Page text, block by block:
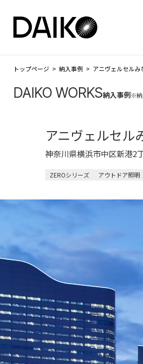
トップページ 納入事例 アニヴェルセルみ
DAIKO WORKS納入事例※納
アニヴェルセル
神奈川県横浜市中区新港2
ZEROシリーズ アウトドア照明